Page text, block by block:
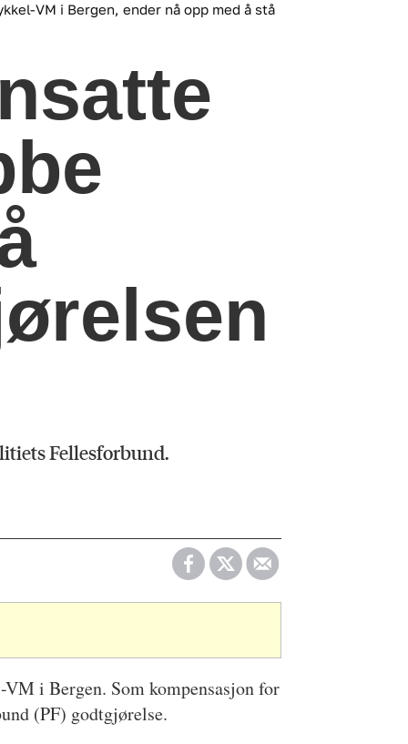
VM i Bergen, ender nå opp med å stå
Fellesforbund.
i Bergen. Som kompensasjon for
(PF) godtgjørelse.